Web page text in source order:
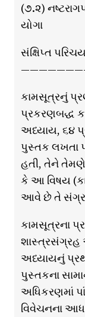
(૭.૨)
યોગા
સંક્ષિપ્ત પરિચય
કામસૂત્રનું
પ્રકરણબદ્ધ
અધ્યાય, ૬૪
પુસ્તક લખતા
હતી, તેને
કે આ વિષય
આવે છે તે
કામસૂત્રના
અધ્યાયનું
પુસ્તકના
અધિકરણમાં
વિવેચનના